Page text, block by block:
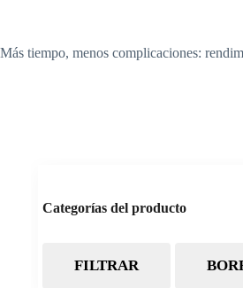
Más tiempo, menos complicaciones:
Categorías del producto
Almacenamiento
FILTRAR